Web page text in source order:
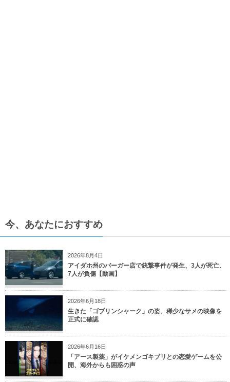
今、あなたにおすすめ
2026年8月4日
アイダホ州のバーガー店で銃撃事件が発生、3人が死亡、
7人が負傷【動画】
2026年6月18日
生きた「ゴブリンシャーク」の姿、稀少なサメの映像を
正式に確認
2026年6月16日
「アース製薬」がイケメンゴキブリとの恋愛ゲームを公
開、海外からも困惑の声